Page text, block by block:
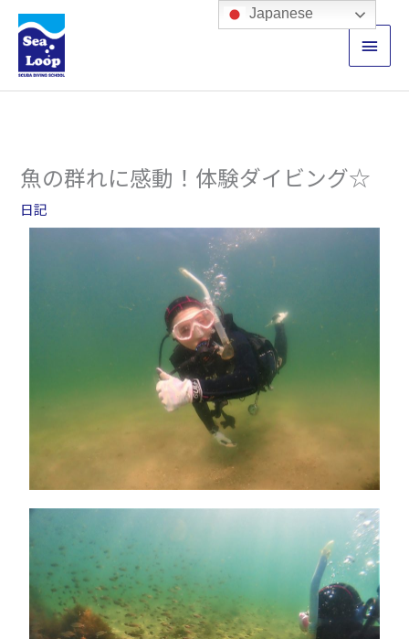
キ
メ
イ
ン
ニ
ー
魚の群れに感動！体験ダイビング☆
日記
Japanese